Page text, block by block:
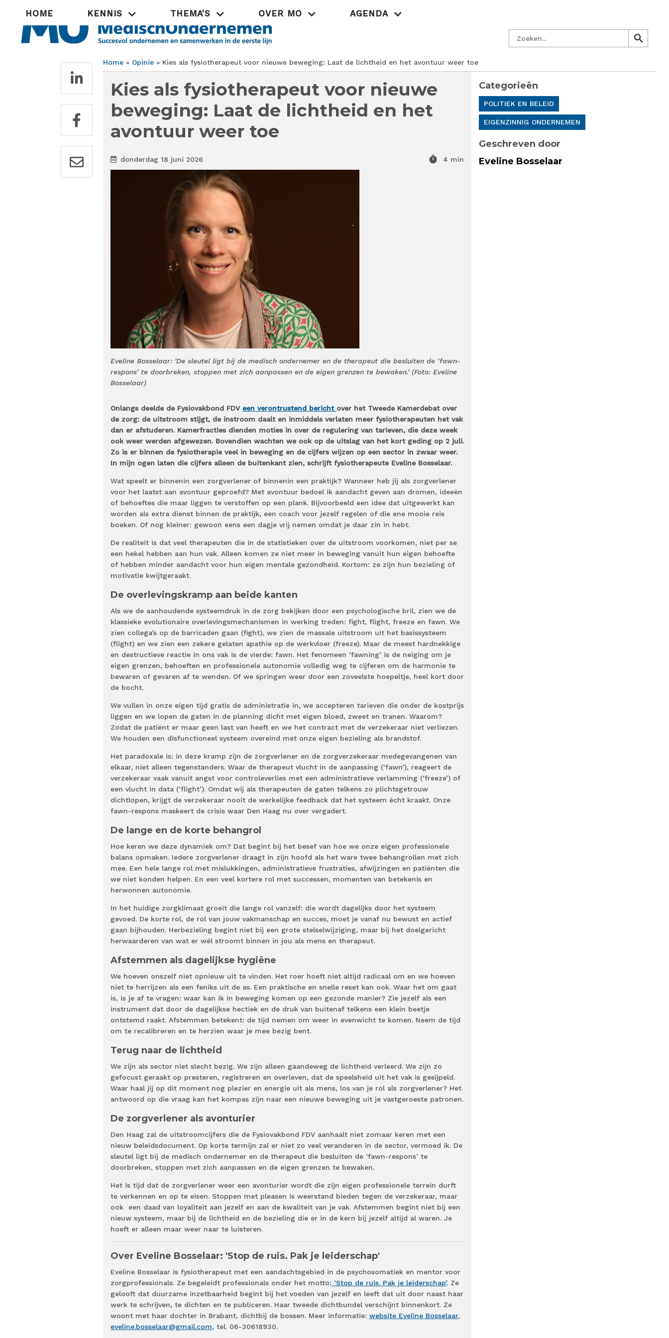
Zoeken
search
search
Hoofdnavigatie
HOME KENNIS THEMA'S OVER MO AGENDA
Kruimelpad
Home Opinie Kies als fysiotherapeut voor nieuwe beweging: Laat de lichtheid en het avontuur weer toe
Kies als fysiotherapeut voor nieuwe
beweging: Laat de lichtheid en het
avontuur weer toe
donderdag 18 juni 2026 timer 4 min
Eveline Bosselaar: 'De sleutel ligt bij de medisch ondernemer en de therapeut die besluiten de ‘fawn-
respons’ te doorbreken, stoppen met zich aanpassen en de eigen grenzen te bewaken.' (Foto: Eveline
Bosselaar)
Onlangs deelde de Fysiovakbond FDV een verontrustend bericht over het Tweede Kamerdebat over
de zorg: de uitstroom stijgt, de instroom daalt en inmiddels verlaten meer fysiotherapeuten het vak
dan er afstuderen. Kamerfracties dienden moties in over de regulering van tarieven, die deze week
ook weer werden afgewezen. Bovendien wachten we ook op de uitslag van het kort geding op 2 juli.
Zo is er binnen de fysiotherapie veel in beweging en de cijfers wijzen op een sector in zwaar weer.
In mijn ogen laten die cijfers alleen de buitenkant zien, schrijft fysiotherapeute Eveline Bosselaar.
Wat speelt er binnenin een zorgverlener of binnenin een praktijk? Wanneer heb jij als zorgverlener
voor het laatst aan avontuur geproefd? Met avontuur bedoel ik aandacht geven aan dromen, ideeën
of behoeftes die maar liggen te verstoffen op een plank. Bijvoorbeeld een idee dat uitgewerkt kan
worden als extra dienst binnen de praktijk, een coach voor jezelf regelen of die ene mooie reis
boeken. Of nog kleiner: gewoon eens een dagje vrij nemen omdat je daar zin in hebt.
De realiteit is dat veel therapeuten die in de statistieken over de uitstroom voorkomen, niet per se
een hekel hebben aan hun vak. Alleen komen ze niet meer in beweging vanuit hun eigen behoefte
of hebben minder aandacht voor hun eigen mentale gezondheid. Kortom: ze zijn hun bezieling of
motivatie kwijtgeraakt.
De overlevingskramp aan beide kanten
Als we de aanhoudende systeemdruk in de zorg bekijken door een psychologische bril, zien we de
klassieke evolutionaire overlevingsmechanismen in werking treden: fight, flight, freeze en fawn. We
zien collega’s op de barricaden gaan (fight), we zien de massale uitstroom uit het basissysteem
(flight) en we zien een zekere gelaten apathie op de werkvloer (freeze). Maar de meest hardnekkige
en destructieve reactie in ons vak is de vierde: fawn. Het fenomeen ‘fawning’ is de neiging om je
eigen grenzen, behoeften en professionele autonomie volledig weg te cijferen om de harmonie te
bewaren of gevaren af te wenden. Of we springen weer door een zoveelste hoepeltje, heel kort door
de bocht.
We vullen in onze eigen tijd gratis de administratie in, we accepteren tarieven die onder de kostprijs
liggen en we lopen de gaten in de planning dicht met eigen bloed, zweet en tranen. Waarom?
Zodat de patiënt er maar geen last van heeft en we het contract met de verzekeraar niet verliezen.
We houden een disfunctioneel systeem overeind met onze eigen bezieling als brandstof.
Het paradoxale is: in deze kramp zijn de zorgverlener en de zorgverzekeraar medegevangenen van
elkaar, niet alleen tegenstanders. Waar de therapeut vlucht in de aanpassing (‘fawn’), reageert de
verzekeraar vaak vanuit angst voor controleverlies met een administratieve verlamming (‘freeze’) of
een vlucht in data (‘flight’). Omdat wij als therapeuten de gaten telkens zo plichtsgetrouw
dichtlopen, krijgt de verzekeraar nooit de werkelijke feedback dat het systeem écht kraakt. Onze
fawn-respons maskeert de crisis waar Den Haag nu over vergadert.
De lange en de korte behangrol
Hoe keren we deze dynamiek om? Dat begint bij het besef van hoe we onze eigen professionele
balans opmaken. Iedere zorgverlener draagt in zijn hoofd als het ware twee behangrollen met zich
mee. Een hele lange rol met mislukkingen, administratieve frustraties, afwijzingen en patiënten die
we niet konden helpen. En een veel kortere rol met successen, momenten van betekenis en
herwonnen autonomie.
In het huidige zorgklimaat groeit die lange rol vanzelf: die wordt dagelijks door het systeem
gevoed. De korte rol, de rol van jouw vakmanschap en succes, moet je vanaf nu bewust en actief
gaan bijhouden. Herbezieling begint niet bij een grote stelselwijziging, maar bij het doelgericht
herwaarderen van wat er wél stroomt binnen in jou als mens en therapeut.
Afstemmen als dagelijkse hygiëne
We hoeven onszelf niet opnieuw uit te vinden. Het roer hoeft niet altijd radicaal om en we hoeven
niet te herrijzen als een feniks uit de as. Een praktische en snelle reset kan ook. Waar het om gaat
is, is je af te vragen: waar kan ik in beweging komen op een gezonde manier? Zie jezelf als een
instrument dat door de dagelijkse hectiek en de druk van buitenaf telkens een klein beetje
ontstemd raakt. Afstemmen betekent: de tijd nemen om weer in evenwicht te komen. Neem de tijd
om te recalibreren en te herzien waar je mee bezig bent.
Terug naar de lichtheid
We zijn als sector niet slecht bezig. We zijn alleen gaandeweg de lichtheid verleerd. We zijn zo
gefocust geraakt op presteren, registreren en overleven, dat de speelsheid uit het vak is gesijpeld.
Waar haal jij op dit moment nog plezier en energie uit als mens, los van je rol als zorgverlener? Het
antwoord op die vraag kan het kompas zijn naar een nieuwe beweging uit je vastgeroeste patronen.
De zorgverlener als avonturier
Den Haag zal de uitstroomcijfers die de Fysiovakbond FDV aanhaalt niet zomaar keren met een
nieuw beleidsdocument. Op korte termijn zal er niet zo veel veranderen in de sector, vermoed ik. De
sleutel ligt bij de medisch ondernemer en de therapeut die besluiten de ‘fawn-respons’ te
doorbreken, stoppen met zich aanpassen en de eigen grenzen te bewaken.
Het is tijd dat de zorgverlener weer een avonturier wordt die zijn eigen professionele terrein durft
te verkennen en op te eisen. Stoppen met pleasen is weerstand bieden tegen de verzekeraar, maar
ook een daad van loyaliteit aan jezelf en aan de kwaliteit van je vak. Afstemmen begint niet bij een
nieuw systeem, maar bij de lichtheid en de bezieling die er in de kern bij jezelf altijd al waren. Je
hoeft er alleen maar weer naar te luisteren.
Over Eveline Bosselaar: 'Stop de ruis. Pak je leiderschap'
Eveline Bosselaar is fysiotherapeut met een aandachtsgebied in de psychosomatiek en mentor voor
zorgprofessionals. Ze begeleidt professionals onder het motto: ‘Stop de ruis. Pak je leiderschap’. Ze
gelooft dat duurzame inzetbaarheid begint bij het voeden van jezelf en leeft dat uit door naast haar
werk te schrijven, te dichten en te publiceren. Haar tweede dichtbundel verschijnt binnenkort. Ze
woont met haar dochter in Brabant, dichtbij de bossen. Meer informatie: website Eveline Bosselaar,
eveline.bosselaar@gmail.com, tel. 06-30618930.
Categorieën
POLITIEK EN BELEID
EIGENZINNIG ONDERNEMEN
Geschreven door
Eveline Bosselaar